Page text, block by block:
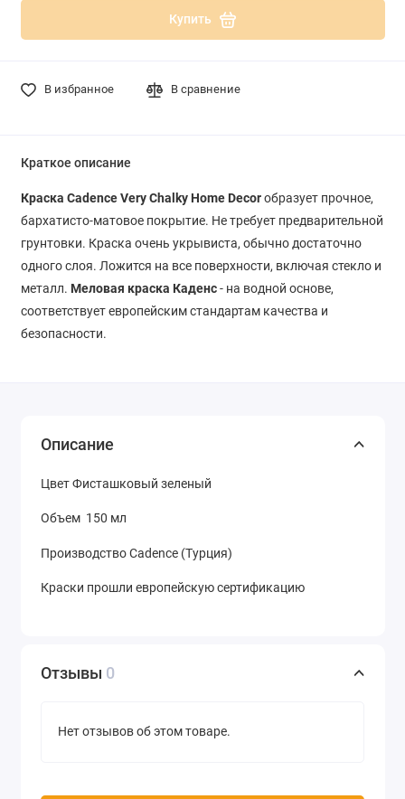
Купить
В избранное В сравнение
Краткое описание
Краска Cadence Very Chalky Home Decorобразует прочное,
бархатисто-матовое покрытие. Не требует предварительной
грунтовки. Краска очень укрывиста, обычно достаточно
одного слоя. Ложится на все поверхности, включая стекло и
металл. Меловая краска Каденс- на водной основе,
соответствует европейским стандартам качества и
безопасности.
Описание
ЦветФисташковый зеленый
Объем 150 мл
Производство Cadence (Турция)
Краски прошли европейскую сертификацию
Отзывы 0
Нет отзывов об этом товаре.